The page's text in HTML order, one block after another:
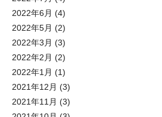
2022年6月 (4)
2022年5月 (2)
2022年3月 (3)
2022年2月 (2)
2022年1月 (1)
2021年12月 (3)
2021年11月 (3)